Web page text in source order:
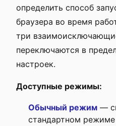
определить способ
браузера во время
три
переключаются в
настроек.
Доступные режимы:
Обычный режим —
стандартном